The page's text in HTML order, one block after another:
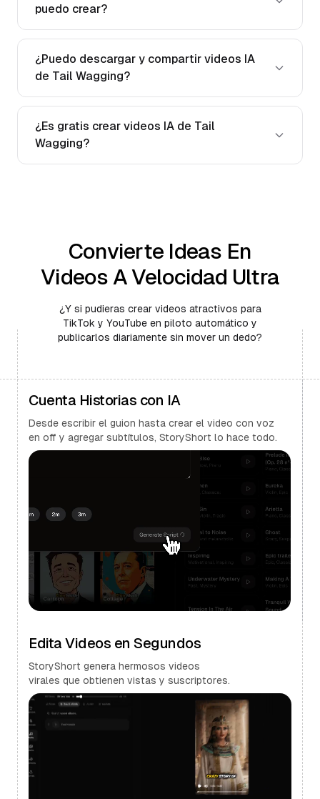
puedo crear?
¿Puedo descargar y compartir videos IA
de Tail Wagging?
¿Es gratis crear videos IA de Tail
Wagging?
Convierte Ideas En
Videos A Velocidad Ultra
¿Y si pudieras crear videos atractivos para
TikTok y YouTube en piloto automático y
publicarlos diariamente sin mover un dedo?
Cuenta Historias con IA
Desde escribir el guion hasta crear el video con voz
en off y agregar subtítulos, StoryShort lo hace todo.
Edita Videos en Segundos
StoryShort genera hermosos videos
virales que obtienen vistas y suscriptores.